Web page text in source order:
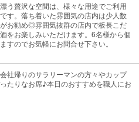
う贅沢な空間は、様々な用途でご利用
す。落ち着いた雰囲気の店内は少人数
お勧め◎雰囲気抜群の店内で板長こだ
をお楽しみいただけます。6名様から個
すのでお気軽にお問合せ下さい。
社帰りのサラリーマンの方々やカップ
たりなお席♪本日のおすすめを職人にお